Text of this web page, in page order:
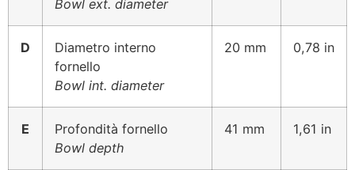
Bowl ext. diameter
D
Diametro interno
fornello
Bowl int. diameter
20 mm 0,78 in
E
Profondità fornello
Bowl depth
41 mm 1,61 in